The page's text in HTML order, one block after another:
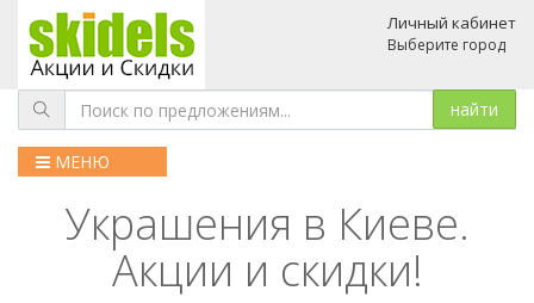
Личный кабинет
Выберите город
МЕНЮ
Украшения в Киеве.
Акции и скидки!